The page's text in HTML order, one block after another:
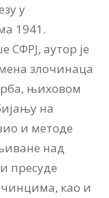
у
1941.
СФРЈ, аутор је
злочинаца
њиховом
на
и методе
над
пресуде
као и